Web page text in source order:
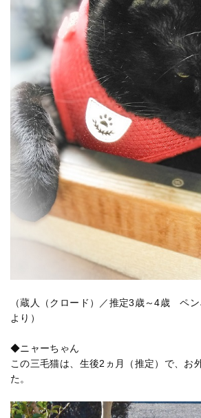
（蔵人（クロード）／推定3歳～4歳 ペ
より）
◆ニャーちゃん
この三毛猫は、生後2ヵ月（推定）で、お
た。